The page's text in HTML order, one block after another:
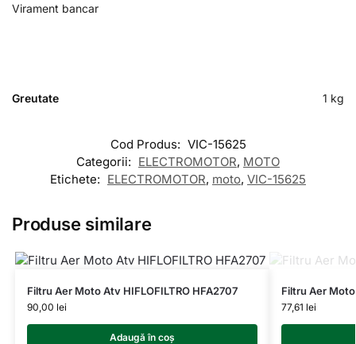
Virament bancar
Greutate 1 kg
Cod Produs: VIC-15625
Categorii: ELECTROMOTOR, MOTO
Etichete: ELECTROMOTOR, moto, VIC-15625
Produse similare
Filtru Aer Moto Atv HIFLOFILTRO HFA2707
90,00 lei
Adaugă în coș
Filtru Aer
77,61 lei